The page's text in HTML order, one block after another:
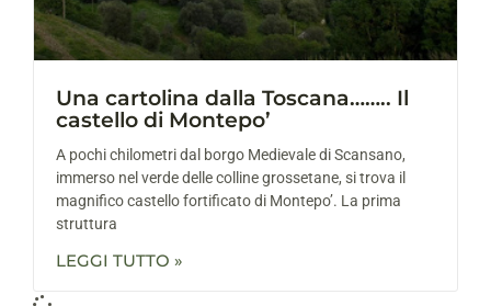
Una cartolina dalla Toscana…….. Il
castello di Montepo’
A pochi chilometri dal borgo Medievale di Scansano,
immerso nel verde delle colline grossetane, si trova il
magnifico castello fortificato di Montepo’. La prima
struttura
LEGGI TUTTO »